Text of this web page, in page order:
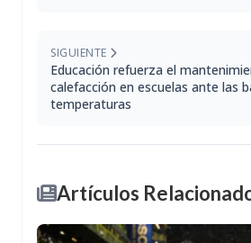
SIGUIENTE
Educación refuerza el
calefacción en escuelas ante las
temperaturas
Artículos